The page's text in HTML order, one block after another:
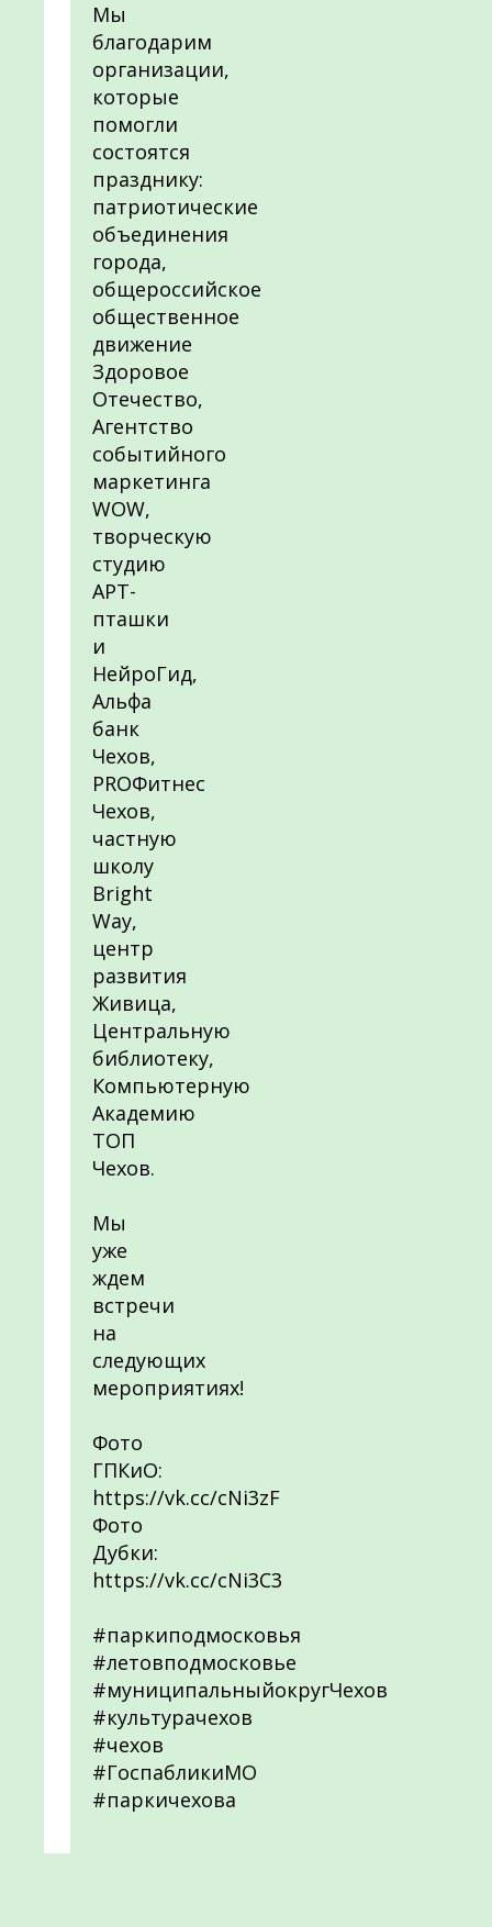
Мы
благодарим
организации,
которые
помогли
состоятся
празднику:
патриотические
объединения
города,
общероссийское
общественное
движение
Здоровое
Отечество,
Агентство
событийного
маркетинга
WOW,
творческую
студию
АРТ-
пташки
и
НейроГид,
Альфа
банк
Чехов,
PROФитнес
Чехов,
частную
школу
Bright
Way,
центр
развития
Живица,
Центральную
библиотеку,
Компьютерную
Академию
ТОП
Чехов.
Мы
уже
ждем
встречи
на
следующих
мероприятиях!
Фото
ГПКиО:
https://vk.cc/cNi3zF
Фото
Дубки:
https://vk.cc/cNi3C3
#паркиподмосковья
#летовподмосковье
#муниципальныйокругЧехов
#культурачехов
#чехов
#ГоспабликиМО
#паркичехова